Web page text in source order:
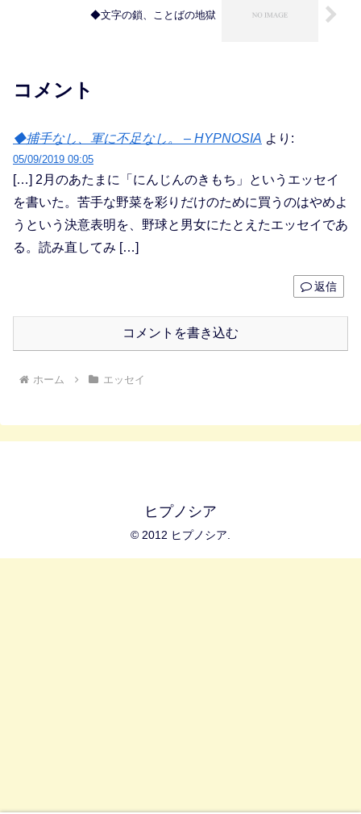
◆文字の鎖、ことばの地獄
コメント
◆捕手なし、軍に不足なし。 – HYPNOSIA より:
05/09/2019 09:05
[…] 2月のあたまに「にんじんのきもち」というエッセイ
を書いた。苦手な野菜を彩りだけのために買うのはやめよ
うという決意表明を、野球と男女にたとえたエッセイであ
る。読み直してみ […]
返信
コメントを書き込む
ホーム エッセイ
ヒプノシア
© 2012 ヒプノシア.